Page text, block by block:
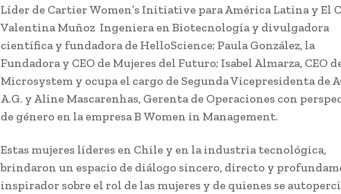
Líder de Cartier Women’s Initiative para América Latina y El
Valentina Muñoz Ingeniera en Biotecnología y divulgadora
científica y fundadora de HelloScience; Paula González, la
Fundadora y CEO de Mujeres del Futuro; Isabel Almarza, CEO
Microsystem y ocupa el cargo de Segunda Vicepresidenta de
A.G. y Aline Mascarenhas, Gerenta de Operaciones con
de género en la empresa B Women in Management.
Estas mujeres líderes en Chile y en la industria tecnológica,
brindaron un espacio de diálogo sincero, directo y
inspirador sobre el rol de las mujeres y de quienes se